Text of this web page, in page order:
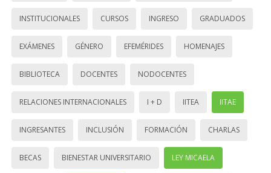
INSTITUCIONALES CURSOS INGRESO GRADUADOS
EXÁMENES GÉNERO EFEMÉRIDES HOMENAJES
BIBLIOTECA DOCENTES NODOCENTES
RELACIONES INTERNACIONALES I + D IITEA IITAE
INGRESANTES INCLUSIÓN FORMACIÓN CHARLAS
BECAS BIENESTAR UNIVERSITARIO LEY MICAELA